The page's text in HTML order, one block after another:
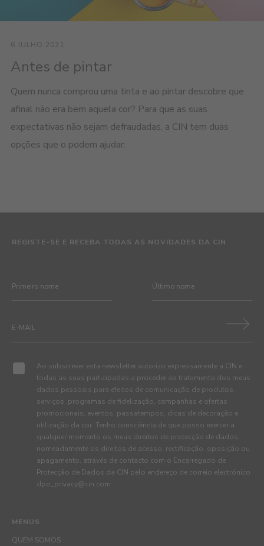
6 JULHO 2021
Antes de pintar
Quem nunca comprou uma tinta e ao pintar descobre que
afinal não era bem aquela cor? Para que as suas
expectativas não sejam defraudadas, a CIN tem duas
opções que o podem ajudar:
MENUS
QUEM SOMOS
REGISTE-SE E RECEBA TODAS AS NOVIDADES DA CIN
Ao subscrever esta newsletter autorizo expressamente a CIN e
todas as suas participadas a proceder ao tratamento dos meus
dados pessoais para efeitos de comunicação de produtos,
serviços, programas de fidelização, campanhas e ofertas
promocionais, eventos, passatempos, dicas de decoração e
utilização da cor. Tenho consciência de que posso exercer a
qualquer momento os meus direitos de protecção de dados,
nomeadamente os direitos de acesso, rectificação, oposição ou
apagamento, através de contacto com o Encarregado de
Protecção de Dados da CIN pelo endereço de correio electrónico
dpo_privacy@cin.com